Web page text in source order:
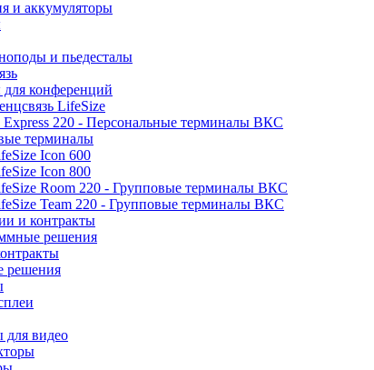
и аккумуляторы
и пьедесталы
конференций
LifeSize
Express 220 - Персональные терминалы ВКС
терминалы
Icon 600
Icon 800
Room 220 - Групповые терминалы ВКС
Team 220 - Групповые терминалы ВКС
и контракты
решения
решения
видео